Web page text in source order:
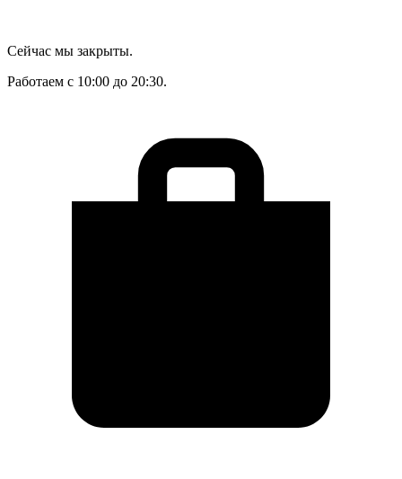
Сейчас мы закрыты.
Работаем с 10:00 до 20:30.